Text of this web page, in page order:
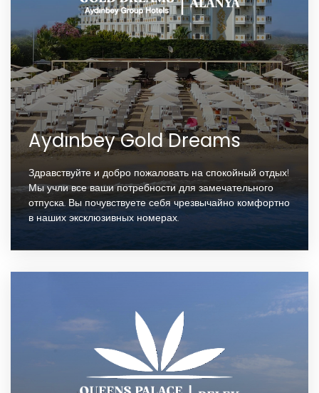
Aydınbey Gold Dreams
Здравствуйте и добро пожаловать на спокойный отдых!
Мы учли все ваши потребности для замечательного
отпуска. Вы почувствуете себя чрезвычайно комфортно
в наших эксклюзивных номерах.